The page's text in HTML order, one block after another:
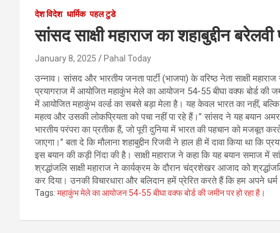
देश विदेश धार्मिक पहल टुडे
सांसद साक्षी महाराज का शहाबुद्दीन
January 8, 2025 Pahal Today
उन्नाव। सांसद और भारतीय जनता पार्टी (भाजपा) के वरिष्ठ नेता साक्षी
प्रयागराज में आयोजित महाकुंभ मेले का आयोजन 54-55 बीघा वक्फ बोर्ड की
में आयोजित महाकुंभ वर्ल्ड का सबसे बड़ा मेला है। यह केवल भारत का नहीं,
महत्व और उसकी लोकप्रियता को पचा नहीं पा रहे हैं।” सांसद ने यह बयान
भारतीय परंपरा का प्रतीक हैं, जो पूरी दुनिया में भारत की पहचान को मजबूत
जाएगा।” बता दे कि मौलाना शहाबुद्दीन रिजवी ने हाल ही में दावा किया था
इस बयान की कड़ी निंदा की है। साक्षी महाराज ने कहा कि यह बयान
श्रद्धांजलि साक्षी महाराज ने कार्यक्रम के दौरान चंद्रशेखर आजाद को
कर दिया। उनकी विचारधारा और बलिदान हमें प्रेरित करते हैं कि हम अपने
Tags: महाकुंभ मेले का आयोजन 54-55 बीघा वक्फ बोर्ड की जमीन पर हो रहा है।